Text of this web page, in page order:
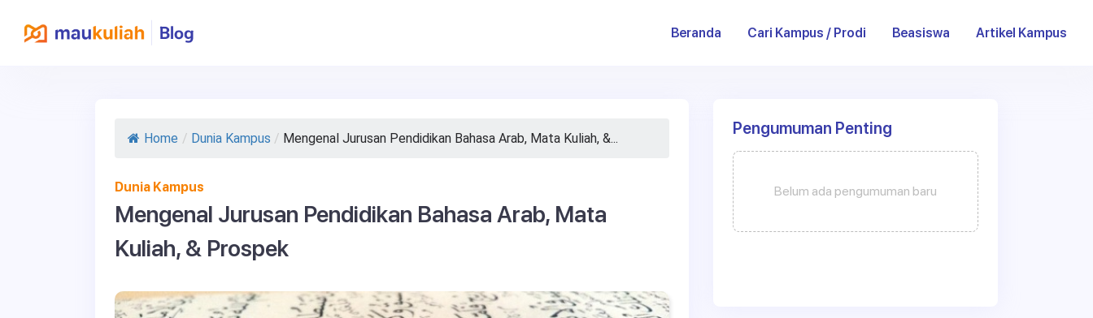
Beranda (current)
Cari Kampus / Prodi Beasiswa Artikel Kampus
Home / Dunia Kampus / Mengenal Jurusan Pendidikan Bahasa Arab, Mata Kuliah, &...
Dunia Kampus
Mengenal Jurusan Pendidikan Bahasa Arab, Mata
Kuliah, & Prospek
Pengumuman Penting
Belum ada pengumuman baru